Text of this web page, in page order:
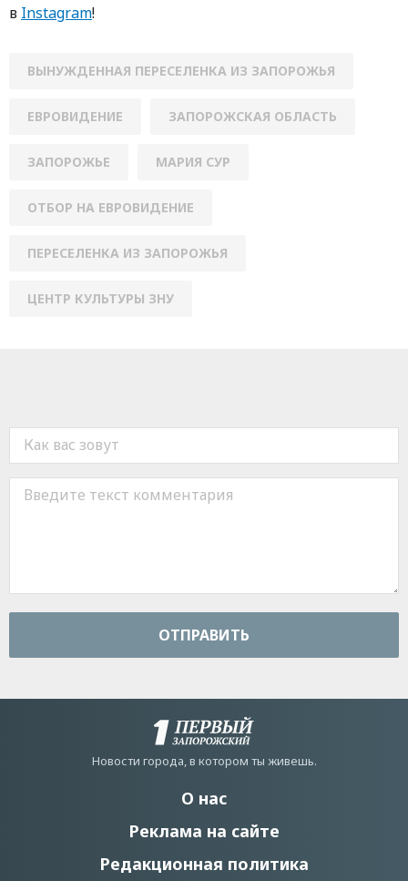
в Instagram!
ВЫНУЖДЕННАЯ ПЕРЕСЕЛЕНКА ИЗ ЗАПОРОЖЬЯ
ЕВРОВИДЕНИЕ ЗАПОРОЖСКАЯ ОБЛАСТЬ
ЗАПОРОЖЬЕ МАРИЯ СУР
ОТБОР НА ЕВРОВИДЕНИЕ
ПЕРЕСЕЛЕНКА ИЗ ЗАПОРОЖЬЯ
ЦЕНТР КУЛЬТУРЫ ЗНУ
ОТПРАВИТЬ
Новости города, в котором ты живешь.
О нас
Реклама на сайте
Редакционная политика